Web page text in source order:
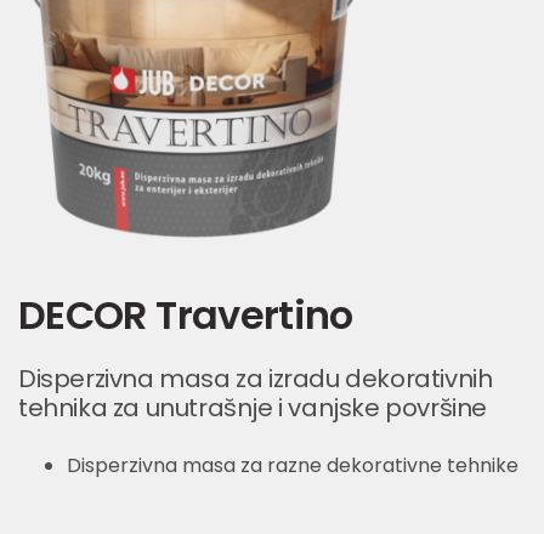
DECOR Travertino
Disperzivna masa za izradu dekorativnih
tehnika za unutrašnje i vanjske površine
Disperzivna masa za razne dekorativne tehnike